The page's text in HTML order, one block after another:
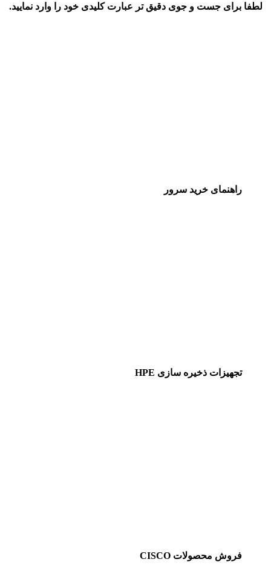
لطفا برای جست و جوی دقیق تر عبارت کلیدی خود را وارد نمایید.
راهنمای خرید سرور
تجهیزات ذخیره سازی HPE
فروش محصولات CISCO